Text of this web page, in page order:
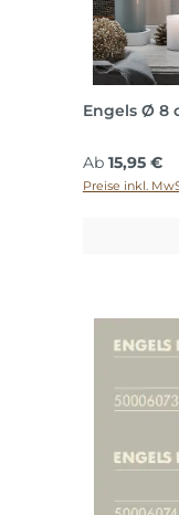
Regulärer
Ab 15,95 €
Preise inkl.